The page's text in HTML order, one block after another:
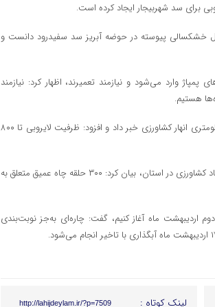
برای سد شهربیجار ایجاد کرده است.
خشکسالی پیوسته در حوضه آبریز سد سفیدرود دانست و
پمپاژ وارد می‌شود و نیازمند تعمیرند، اظهار کرد: نیازمند
هستیم.
مدیرعامل آب منطقه‌ای گیلان از هدفگذاری لایروبی ۵۰۰ کیلومتری انهار کشاورزی خبر داد و افزود: ظرفیت لایروبی تا ۸۰۰
وی با اشاره به فعالیت ۶۲۴ ایستگاه پمپاژ آب منطقه‌ای و جهاد کشاورزی در استان، بیان کرد: ۳۰۰ حلقه چاه عمیق متعلق به
اردیبهشت ماه آغاز کنیم، گفت: چاره‌ای به‌جز نوبت‌بندی
لینک کوتاه : http://lahijdeylam.ir/?p=7509